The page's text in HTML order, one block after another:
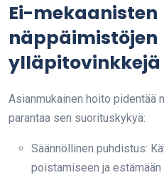
Ei-mekaanisten
näppäimistöjen
ylläpitovinkkejä
Asianmukainen hoito pidentää
parantaa sen suorituskykyä:
Säännöllinen puhdistus:
poistamiseen ja